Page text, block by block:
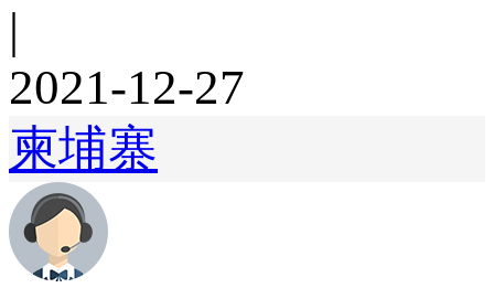
|
2021-12-27
柬埔寨